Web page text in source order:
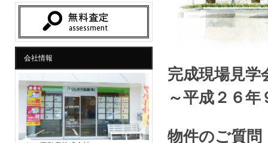
完成現場見学
～平成２６
物件のご質問
会社情報